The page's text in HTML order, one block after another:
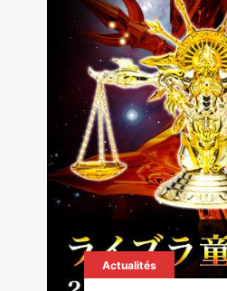
Actualités